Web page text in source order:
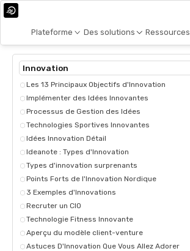
Plateforme Des solutions Ressources
Innovation
Les 13 Principaux Objectifs d'Innovation
Implémenter des Idées Innovantes
Processus de Gestion des Idées
Technologies Sportives Innovantes
Idées Innovation Détail
Ideanote : Types d'Innovation
Types d'innovation surprenants
Points Forts de l'Innovation Nordique
3 Exemples d'Innovations
Recruter un CIO
Technologie Fitness Innovante
Aperçu du modèle client-venture
Astuces D'Innovation Que Vous Allez Adorer